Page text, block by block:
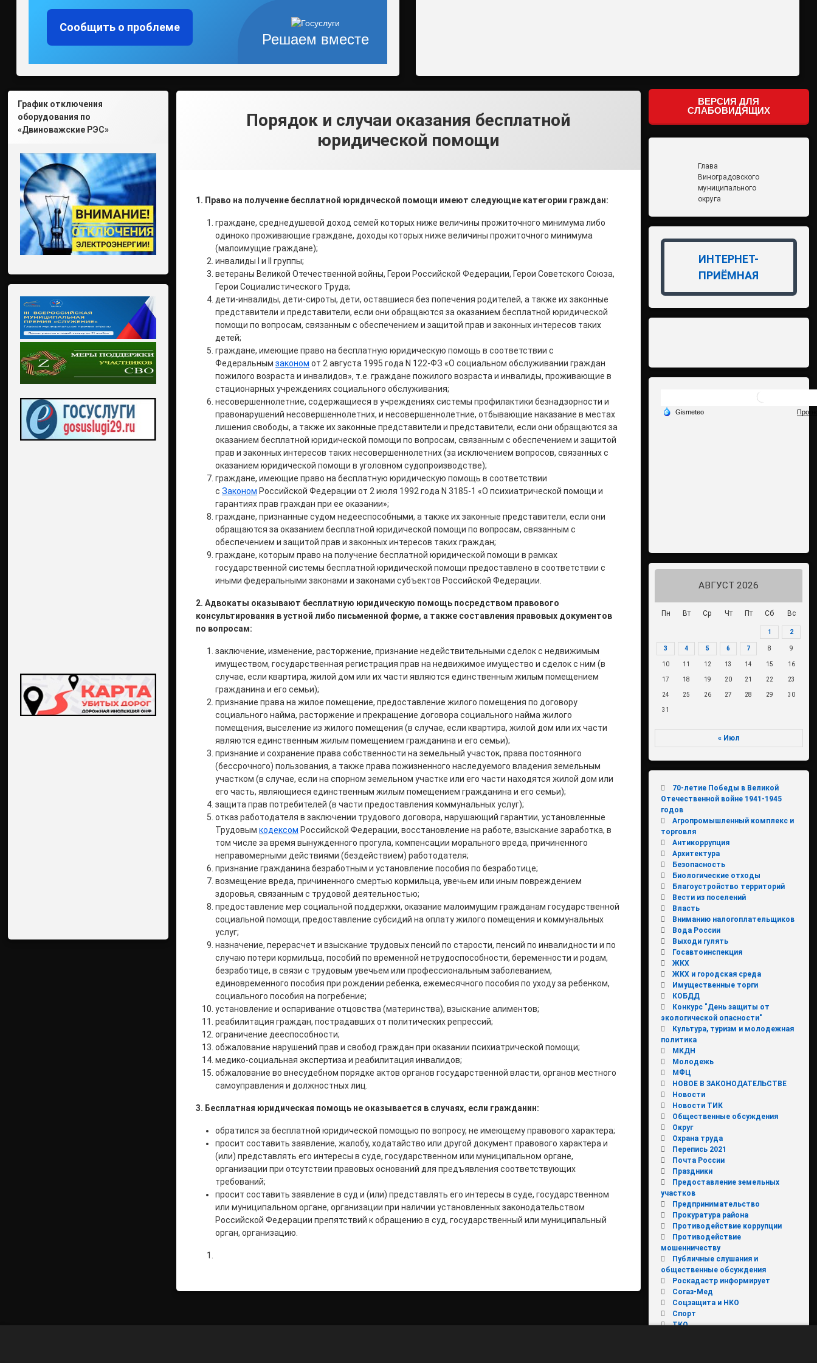
Решаем вместе
Сообщить о проблеме
Порядок и случаи оказания бесплатной
юридической помощи
1. Право на получение бесплатной юридической помощи имеют следующие категории граждан:
граждане, среднедушевой доход семей которых ниже величины прожиточного минимума либо
одиноко проживающие граждане, доходы которых ниже величины прожиточного минимума
(малоимущие граждане);
инвалиды I и II группы;
ветераны Великой Отечественной войны, Герои Российской Федерации, Герои Советского Союза,
Герои Социалистического Труда;
дети-инвалиды, дети-сироты, дети, оставшиеся без попечения родителей, а также их законные
представители и представители, если они обращаются за оказанием бесплатной юридической
помощи по вопросам, связанным с обеспечением и защитой прав и законных интересов таких
детей;
граждане, имеющие право на бесплатную юридическую помощь в соответствии с
Федеральнымзаконом от 2 августа 1995 года N 122-ФЗ «О социальном обслуживании граждан
пожилого возраста и инвалидов», т.е. граждане пожилого возраста и инвалиды, проживающие в
стационарных учреждениях социального обслуживания;
несовершеннолетние, содержащиеся в учреждениях системы профилактики безнадзорности и
правонарушений несовершеннолетних, и несовершеннолетние, отбывающие наказание в местах
лишения свободы, а также их законные представители и представители, если они обращаются за
оказанием бесплатной юридической помощи по вопросам, связанным с обеспечением и защитой
прав и законных интересов таких несовершеннолетних (за исключением вопросов, связанных с
оказанием юридической помощи в уголовном судопроизводстве);
граждане, имеющие право на бесплатную юридическую помощь в соответствии
сЗаконом Российской Федерации от 2 июля 1992 года N 3185-1 «О психиатрической помощи и
гарантиях прав граждан при ее оказании»;
граждане, признанные судом недееспособными, а также их законные представители, если они
обращаются за оказанием бесплатной юридической помощи по вопросам, связанным с
обеспечением и защитой прав и законных интересов таких граждан;
граждане, которым право на получение бесплатной юридической помощи в рамках
государственной системы бесплатной юридической помощи предоставлено в соответствии с
иными федеральными законами и законами субъектов Российской Федерации.
2. Адвокаты оказывают бесплатную юридическую помощь посредством пра­вового
консультирования в устной либо письменной форме, а также составления правовых документов
по вопросам:
заключение, изменение, расторжение, признание недействительными сделок с недвижимым
имуществом, государственная регистрация прав на недвижимое имущество и сделок с ним (в
случае, если квартира, жилой дом или их части являются единственным жилым помещением
гражданина и его семьи);
признание права на жилое помещение, предоставление жилого помещения по договору
социального найма, расторжение и прекращение договора социального найма жилого
помещения, выселение из жилого помещения (в случае, если квартира, жилой дом или их части
являются единственным жилым помещением гражданина и его семьи);
признание и сохранение права собственности на земельный участок, права постоянного
(бессрочного) пользования, а также права пожизненного наследуемого владения земельным
участком (в случае, если на спорном земельном участке или его части находятся жилой дом или
его часть, являющиеся единственным жилым помещением гражданина и его семьи);
защита прав потребителей (в части предоставления коммунальных услуг);
отказ работодателя в заключении трудового договора, нарушающий гарантии, установленные
Трудовымкодексом Российской Федерации, восстановление на работе, взыскание заработка, в
том числе за время вынужденного прогула, компенсации морального вреда, причиненного
неправомерными действиями (бездействием) работодателя;
признание гражданина безработным и установление пособия по безработице;
возмещение вреда, причиненного смертью кормильца, увечьем или иным повреждением
здоровья, связанным с трудовой деятельностью;
предоставление мер социальной поддержки, оказание малоимущим гражданам государственной
социальной помощи, предоставление субсидий на оплату жилого помещения и коммунальных
услуг;
назначение, перерасчет и взыскание трудовых пенсий по старости, пенсий по инвалидности и по
случаю потери кормильца, пособий по временной нетрудоспособности, беременности и родам,
безработице, в связи с трудовым увечьем или профессиональным заболеванием,
единовременного пособия при рождении ребенка, ежемесячного пособия по уходу за ребенком,
социального пособия на погребение;
установление и оспаривание отцовства (материнства), взыскание алиментов;
реабилитация граждан, пострадавших от политических репрессий;
ограничение дееспособности;
обжалование нарушений прав и свобод граждан при оказании психиатрической помощи;
медико-социальная экспертиза и реабилитация инвалидов;
обжалование во внесудебном порядке актов органов государственной власти, органов местного
самоуправления и должностных лиц.
3. Бесплатная юридическая помощь не оказывается в случаях, если гражданин:
обратился за бесплатной юридической помощью по вопросу, не имеющему правового характера;
просит составить заявление, жалобу, ходатайство или другой документ правового характера и
(или) представлять его интересы в суде, государственном или муниципальном органе,
организации при отсутствии правовых оснований для предъявления соответствующих
требований;
просит составить заявление в суд и (или) представлять его интересы в суде, государственном
или муниципальном органе, организации при наличии установ­ленных законодательством
Российской Федерации препятствий к обращению в суд, государственный или муниципальный
орган, организацию.
График отключения
оборудования по
«Двиноважские РЭС»
ВЕРСИЯ ДЛЯ
СЛАБОВИДЯЩИХ
Глава
Виноградовского
муниципального
округа
ИНТЕРНЕТ-
ПРИЁМНАЯ
АВГУСТ 2026
Пн Вт Ср Чт Пт Сб Вс
1 2
3 4 5 6 7 8 9
10 11 12 13 14 15 16
17 18 19 20 21 22 23
24 25 26 27 28 29 30
31
« Июл
70-летие Победы в Великой
Отечественной войне 1941-1945
годов
Агропромышленный комплекс и
торговля
Антикоррупция
Архитектура
Безопасность
Биологические отходы
Благоустройство территорий
Вести из поселений
Власть
Вниманию налогоплательщиков
Вода России
Выходи гулять
Госавтоинспекция
ЖКХ
ЖКХ и городская среда
Имущественные торги
КОБДД
Конкурс "День защиты от
экологической опасности"
Культура, туризм и молодежная
политика
МКДН
Молодежь
МФЦ
НОВОЕ В ЗАКОНОДАТЕЛЬСТВЕ
Новости
Новости ТИК
Общественные обсуждения
Округ
Охрана труда
Перепись 2021
Почта России
Праздники
Предоставление земельных
участков
Предпринимательство
Прокуратура района
Противодействие коррупции
Противодействие
мошенничеству
Публичные слушания и
общественные обсуждения
Роскадастр информирует
Согаз-Мед
Соцзащита и НКО
Спорт
ТКО